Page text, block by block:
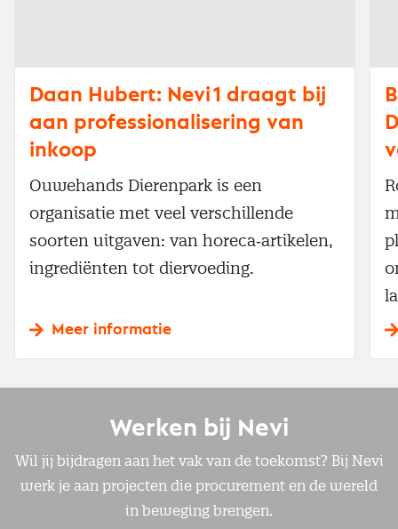
Daan Hubert: Nevi 1 draagt bij
aan professionalisering van
inkoop
Ouwehands Dierenpark is een
organisatie met veel verschillende
soorten uitgaven: van horeca‑artikelen,
ingrediënten tot diervoeding.
Meer informatie
Werken bij Nevi
Wil jij bijdragen aan het vak van de toekomst? Bij Nevi
werk je aan projecten die procurement en de wereld
in beweging brengen.